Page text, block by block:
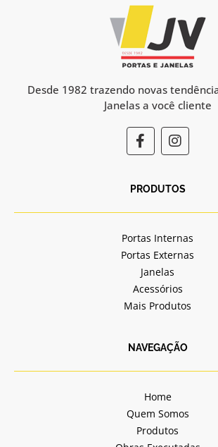
Desde 1982 trazendo novas
Janelas a você cliente
F
a
c
b
o
k
-
f
I
n
s
a
r
a
m
PRODUTOS
Portas Internas
Portas Externas
Janelas
Acessórios
Mais Produtos
NAVEGAÇÃO
Home
Quem Somos
Produtos